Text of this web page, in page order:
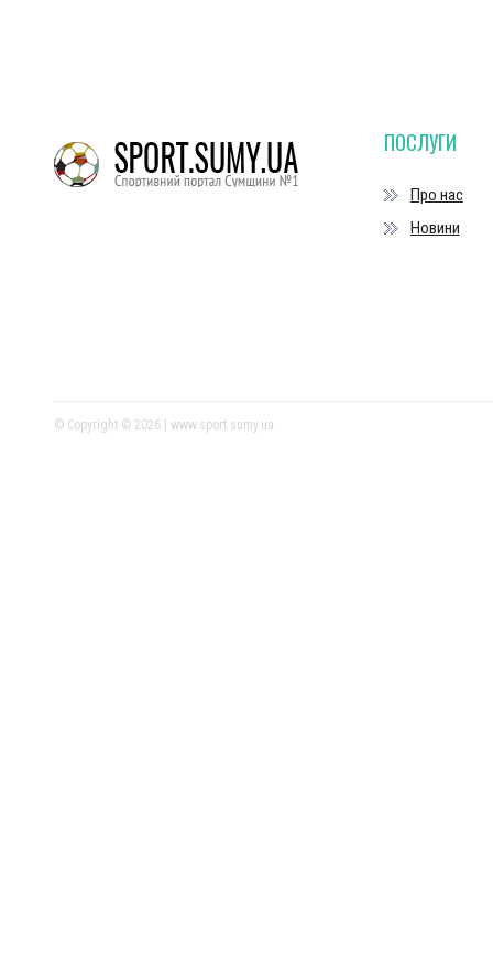
ПОСЛУГИ
Про нас
Новини
© Copyright © 2026 | www.sport.sumy.ua